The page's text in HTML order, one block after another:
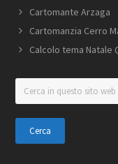
Cartomante Arzaga
Cartomanzia Cerro
Calcolo tema Natale
Cerca
in
questo
sito
web